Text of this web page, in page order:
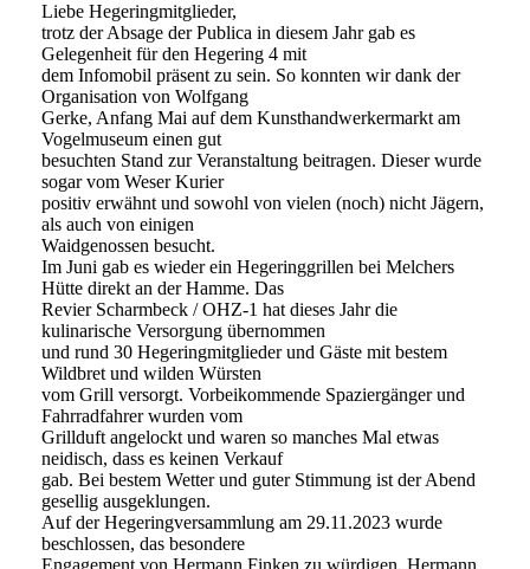
Liebe Hegeringmitglieder,
trotz der Absage der Publica in diesem Jahr gab es
Gelegenheit für den Hegering 4 mit
dem Infomobil präsent zu sein. So konnten wir dank der
Organisation von Wolfgang
Gerke, Anfang Mai auf dem Kunsthandwerkermarkt am
Vogelmuseum einen gut
besuchten Stand zur Veranstaltung beitragen. Dieser wurde
sogar vom Weser Kurier
positiv erwähnt und sowohl von vielen (noch) nicht Jägern,
als auch von einigen
Waidgenossen besucht.
Im Juni gab es wieder ein Hegeringgrillen bei Melchers
Hütte direkt an der Hamme. Das
Revier Scharmbeck / OHZ-1 hat dieses Jahr die
kulinarische Versorgung übernommen
und rund 30 Hegeringmitglieder und Gäste mit bestem
Wildbret und wilden Würsten
vom Grill versorgt. Vorbeikommende Spaziergänger und
Fahrradfahrer wurden vom
Grillduft angelockt und waren so manches Mal etwas
neidisch, dass es keinen Verkauf
gab. Bei bestem Wetter und guter Stimmung ist der Abend
gesellig ausgeklungen.
Auf der Hegeringversammlung am 29.11.2023 wurde
beschlossen, das besondere